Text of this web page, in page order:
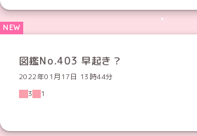
図鑑No.403 早起き？
2022年01月17日 13時44分
3
1